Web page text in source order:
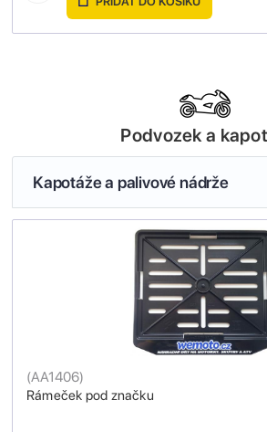
Podvozek a
Kapotáže a palivové nádrže
Rámeček pod značku
(AA1406)